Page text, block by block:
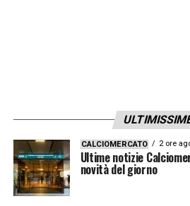
CALCIOMERCATO 2 ore
Ultime notizie
novità del giorno